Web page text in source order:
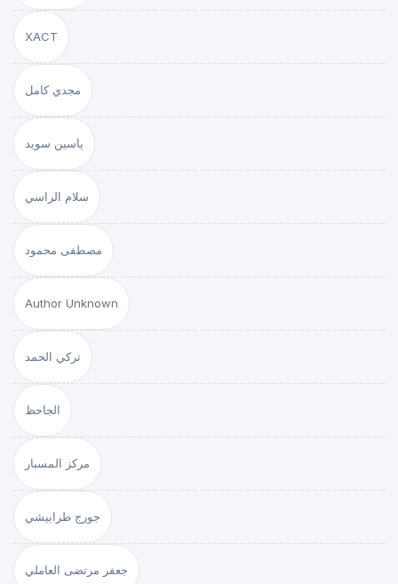
XACT
مجدي كامل
ياسين سويد
سلام الراسي
مصطفى محمود
Author Unknown
تركي الحمد
الجاحظ
مركز المسبار
جورج طرابيشي
جعفر مرتضى العاملي